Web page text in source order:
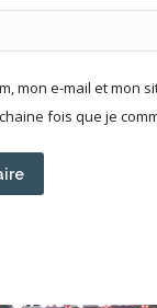
mon e-mail et mon
fois que je